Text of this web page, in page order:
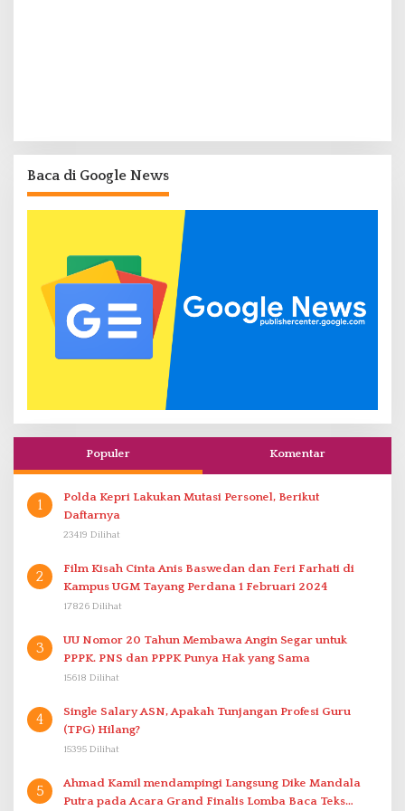
Baca di Google News
Populer Komentar
1
Polda Kepri Lakukan Mutasi Personel, Berikut
Daftarnya
23419 Dilihat
2
Film Kisah Cinta Anis Baswedan dan Feri Farhati di
Kampus UGM Tayang Perdana 1 Februari 2024
17826 Dilihat
3
UU Nomor 20 Tahun Membawa Angin Segar untuk
PPPK. PNS dan PPPK Punya Hak yang Sama
15618 Dilihat
4
Single Salary ASN, Apakah Tunjangan Profesi Guru
(TPG) Hilang?
15395 Dilihat
5
Ahmad Kamil mendampingi Langsung Dike Mandala
Putra pada Acara Grand Finalis Lomba Baca Teks